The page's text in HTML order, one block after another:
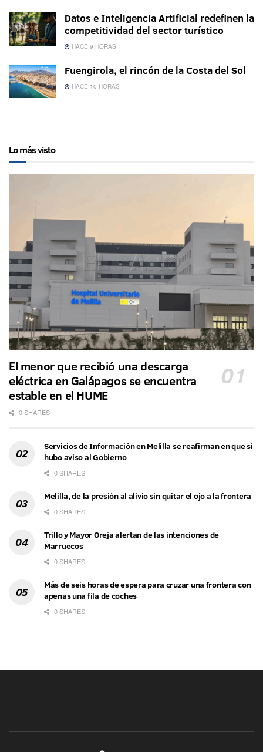
Datos e Inteligencia Artificial redefinen la
competitividad del sector turístico
HACE 9 HORAS
Fuengirola, el rincón de la Costa del Sol
HACE 10 HORAS
Lo más visto
El menor que recibió una descarga
eléctrica en Galápagos se encuentra
estable en el HUME
0 SHARES
Servicios de Información en Melilla se reafirman en que sí
hubo aviso al Gobierno
0 SHARES
Melilla, de la presión al alivio sin quitar el ojo a la frontera
0 SHARES
Trillo y Mayor Oreja alertan de las intenciones de
Marruecos
0 SHARES
Más de seis horas de espera para cruzar una frontera con
apenas una fila de coches
0 SHARES